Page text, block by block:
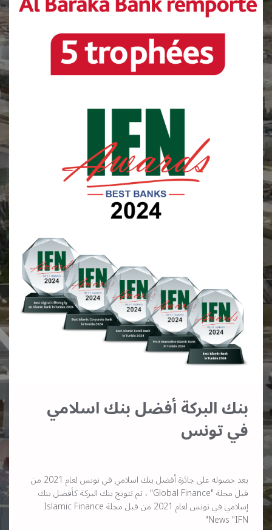
بنك البركة أفضل بنك اسلامي
في تونس
بعد حصوله على جائزة أفضل بنك اسلامي في تونس لعام 2021 من
قبل مجلة "Global Finance" ، تم تتويج بنك البركة كأفضل بنك
إسلامي في تونس لعام 2021 من قبل مجلة Islamic Finance
News "IFN"